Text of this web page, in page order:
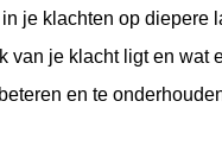
je klachten op diepere
van je klacht ligt en wat
en te